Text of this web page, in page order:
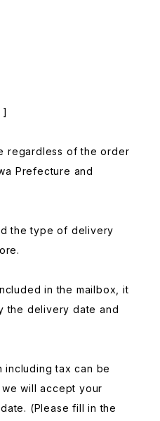
]
regardless of the order
Prefecture and
the type of delivery
in the mailbox, it
the delivery date and
tax can be
will accept your
(Please fill in the